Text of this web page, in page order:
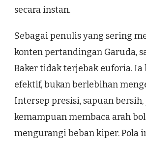
secara instan.
Sebagai penulis yang sering
konten pertandingan Garuda,
Baker tidak terjebak euforia. Ia
efektif, bukan berlebihan
Intersep presisi, sapuan bersih,
kemampuan membaca arah
mengurangi beban kiper. Pola